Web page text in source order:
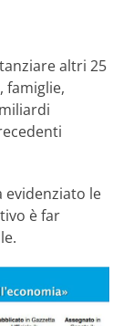
altri 25
famiglie,
evidenziato le
è far